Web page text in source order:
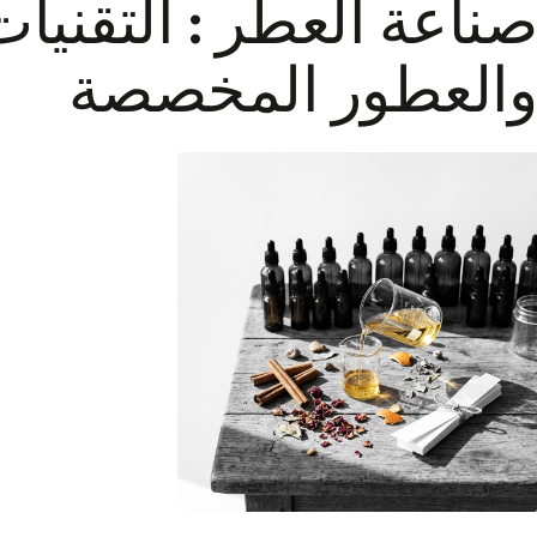
صناعة العطر :
والعطور المخصصة